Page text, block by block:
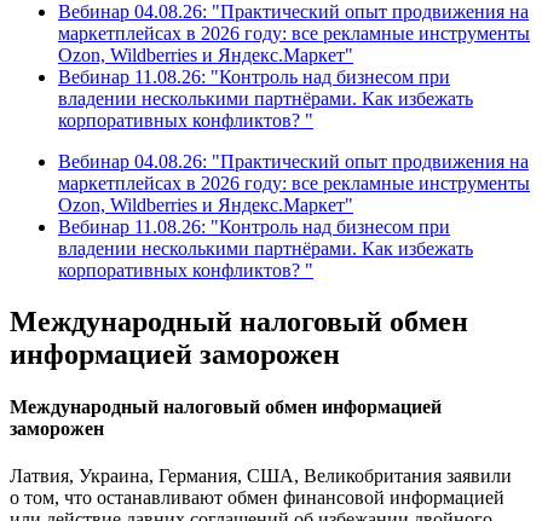
Вебинар 04.08.26: "Практический опыт продвижения на
маркетплейсах в 2026 году: все рекламные инструменты
Ozon, Wildberries и Яндекс.Маркет"
Вебинар 11.08.26: "Контроль над бизнесом при
владении несколькими партнёрами. Как избежать
корпоративных конфликтов? "
Вебинар 04.08.26: "Практический опыт продвижения на
маркетплейсах в 2026 году: все рекламные инструменты
Ozon, Wildberries и Яндекс.Маркет"
Вебинар 11.08.26: "Контроль над бизнесом при
владении несколькими партнёрами. Как избежать
корпоративных конфликтов? "
Международный налоговый обмен
информацией заморожен
Международный налоговый обмен информацией
заморожен
Латвия, Украина, Германия, США, Великобритания заявили
о том, что останавливают обмен финансовой информацией